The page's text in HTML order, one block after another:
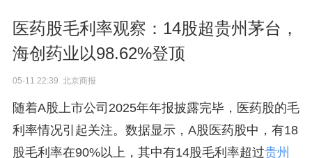
医药股毛利率观察：14股超贵州茅台，
海创药业以98.62%登顶
05-11 22:39 北京商报
随着A股上市公司2025年年报披露完毕，医药股的毛
利率情况引起关注。数据显示，A股医药股中，有18
股毛利率在90%以上，其中有14股毛利率超过贵州